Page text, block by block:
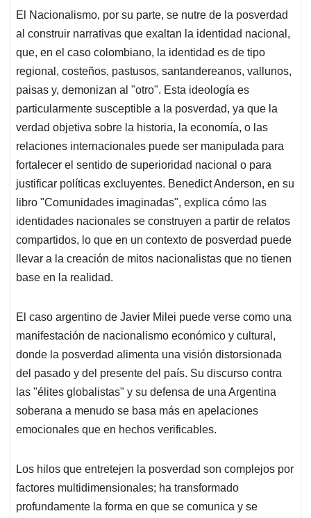
El Nacionalismo, por su parte, se nutre de la posverdad
al construir narrativas que exaltan la identidad nacional,
que, en el caso colombiano, la identidad es de tipo
regional, costeños, pastusos, santandereanos, vallunos,
paisas y, demonizan al "otro". Esta ideología es
particularmente susceptible a la posverdad, ya que la
verdad objetiva sobre la historia, la economía, o las
relaciones internacionales puede ser manipulada para
fortalecer el sentido de superioridad nacional o para
justificar políticas excluyentes. Benedict Anderson, en su
libro "Comunidades imaginadas", explica cómo las
identidades nacionales se construyen a partir de relatos
compartidos, lo que en un contexto de posverdad puede
llevar a la creación de mitos nacionalistas que no tienen
base en la realidad.
El caso argentino de Javier Milei puede verse como una
manifestación de nacionalismo económico y cultural,
donde la posverdad alimenta una visión distorsionada
del pasado y del presente del país. Su discurso contra
las "élites globalistas" y su defensa de una Argentina
soberana a menudo se basa más en apelaciones
emocionales que en hechos verificables.
Los hilos que entretejen la posverdad son complejos por
factores multidimensionales; ha transformado
profundamente la forma en que se comunica y se